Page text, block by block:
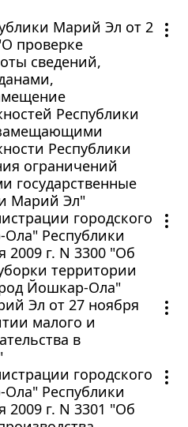
Марий Эл от 2
проверке
сведений,
Республики
Республики
ограничений
Марий Эл"
городского
Республики
г. N 3300 "Об
территории
Йошкар-Ола"
Эл от 27 ноября
малого и
в
городского
Республики
г. N 3301 "Об